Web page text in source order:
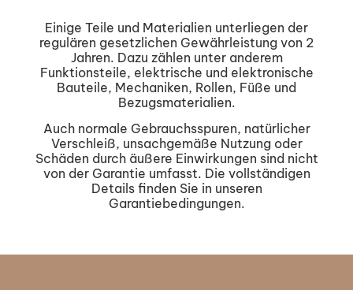
Einige Teile und Materialien unterliegen der
regulären gesetzlichen Gewährleistung von 2
Jahren. Dazu zählen unter anderem
Funktionsteile, elektrische und elektronische
Bauteile, Mechaniken, Rollen, Füße und
Bezugsmaterialien.
Auch normale Gebrauchsspuren, natürlicher
Verschleiß, unsachgemäße Nutzung oder
Schäden durch äußere Einwirkungen sind nicht
von der Garantie umfasst. Die vollständigen
Details finden Sie in unseren
Garantiebedingungen.